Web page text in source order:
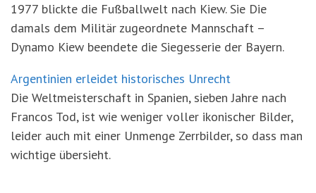
1977 blickte die Fußballwelt nach Kiew. Sie Die
damals dem Militär zugeordnete Mannschaft –
Dynamo Kiew beendete die Siegesserie der Bayern.
Argentinien erleidet historisches Unrecht
Die Weltmeisterschaft in Spanien, sieben Jahre nach
Francos Tod, ist wie weniger voller ikonischer Bilder,
leider auch mit einer Unmenge Zerrbilder, so dass man
wichtige übersieht.